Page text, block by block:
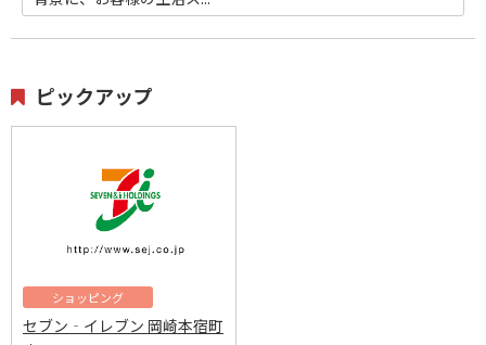
ピックアップ
ショッピング
セブン‐イレブン 岡崎本宿町